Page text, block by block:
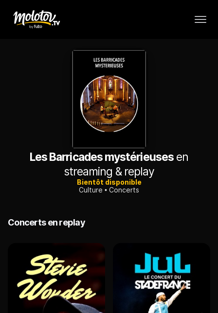
Les Barricades mystérieusesen
streaming & replay
Bientôt disponible
Culture
Concerts
Concerts en replay